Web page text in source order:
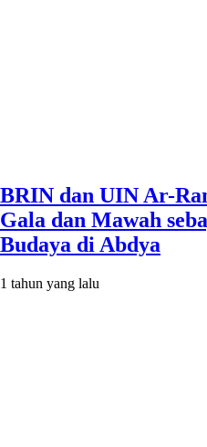
BRIN dan UIN Ar-
Gala dan Mawah
Budaya di Abdya
1 tahun yang lalu